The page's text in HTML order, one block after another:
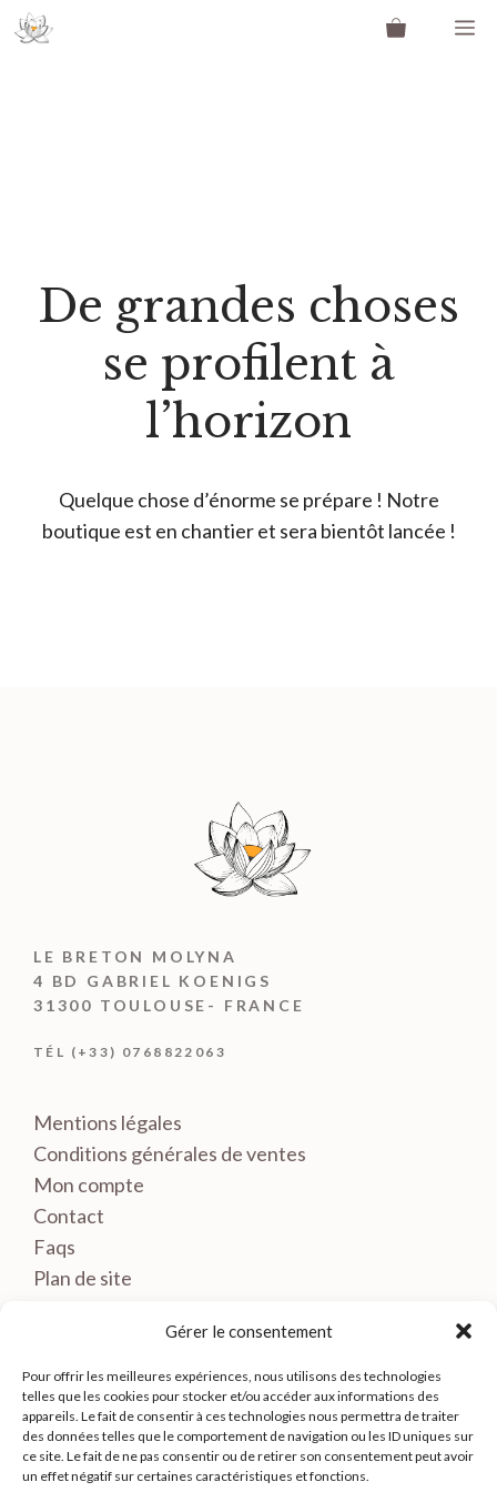
Gérer le consentement
Pour offrir les meilleures expériences, nous utilisons des technologies
telles que les cookies pour stocker et/ou accéder aux informations des
appareils. Le fait de consentir à ces technologies nous permettra de traiter
des données telles que le comportement de navigation ou les ID uniques sur
ce site. Le fait de ne pas consentir ou de retirer son consentement peut avoir
un effet négatif sur certaines caractéristiques et fonctions.
Aller
au
De grandes choses
se profilent à
l’horizon
Quelque chose d’énorme se prépare ! Notre
boutique est en chantier et sera bientôt lancée !
LE BRETON MOLYNA
4 BD GABRIEL KOENIGS
31300 TOULOUSE- FRANCE
TÉL (+33) 0768822063
Mentions légales
Conditions générales de ventes
Mon compte
Contact
Faqs
Plan de site